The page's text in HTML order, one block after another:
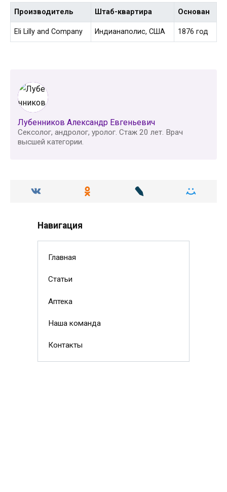
Производитель Штаб-квартира Основан
Eli Lilly and Company Индианаполис, США 1876 год
Лубенников Александр Евгеньевич
Сексолог, андролог, уролог. Стаж 20 лет. Врач
высшей категории.
Навигация
Главная
Статьи
Аптека
Наша команда
Контакты